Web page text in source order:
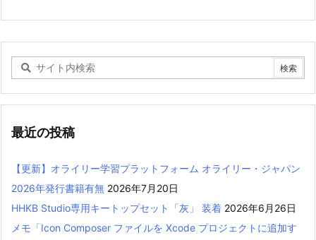
最近の投稿
【更新】オライリー学習プラットフォーム オライリー・ジャパン
2026年発行書籍有無 2026年7月20日
HHKB Studio専用キートップセット「灰」 装着 2026年6月26日
メモ「Icon Composer ファイルを Xcode プロジェクトに追加す